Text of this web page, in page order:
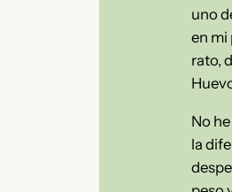
uno
en mi
rato,
No
la